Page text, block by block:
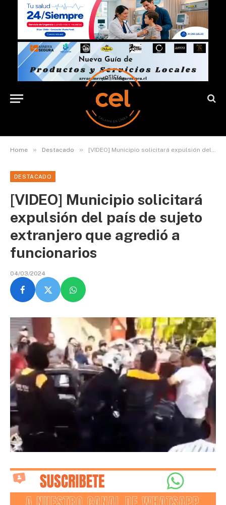
Home » Destacado » [VIDEO] Municipio solicitará expulsión del país de sujeto extranjero que agredió a funcionarios
DESTACADO
[VIDEO] Municipio solicitará
expulsión del país de sujeto
extranjero que agredió a
funcionarios
04/03/2024